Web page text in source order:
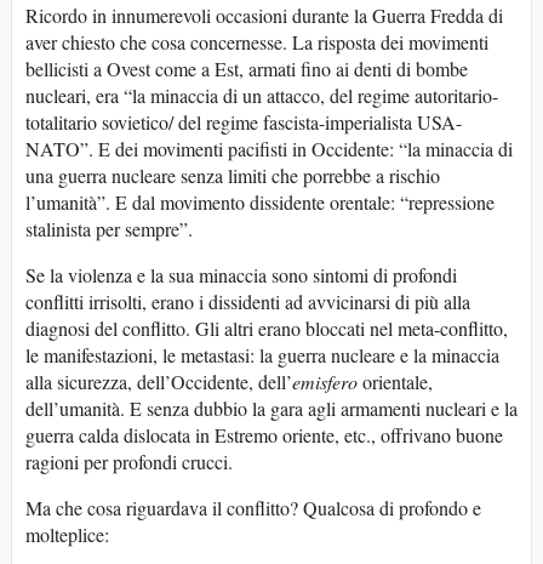
Ricordo in innumerevoli occasioni durante la Guerra Fredda di
aver chiesto che cosa concernesse. La risposta dei movimenti
bellicisti a Ovest come a Est, armati fino ai denti di bombe
nucleari, era “la minaccia di un attacco, del regime autoritario-
totalitario sovietico/ del regime fascista-imperialista USA-
NATO”. E dei movimenti pacifisti in Occidente: “la minaccia di
una guerra nucleare senza limiti che porrebbe a rischio
l’umanità”. E dal movimento dissidente orentale: “repressione
stalinista per sempre”.
Se la violenza e la sua minaccia sono sintomi di profondi
conflitti irrisolti, erano i dissidenti ad avvicinarsi di più alla
diagnosi del conflitto. Gli altri erano bloccati nel meta-conflitto,
le manifestazioni, le metastasi: la guerra nucleare e la minaccia
alla sicurezza, dell’Occidente, dell’emisferoorientale,
dell’umanità. E senza dubbio la gara agli armamenti nucleari e la
guerra calda dislocata in Estremo oriente, etc., offrivano buone
ragioni per profondi crucci.
Ma che cosa riguardava il conflitto? Qualcosa di profondo e
molteplice: